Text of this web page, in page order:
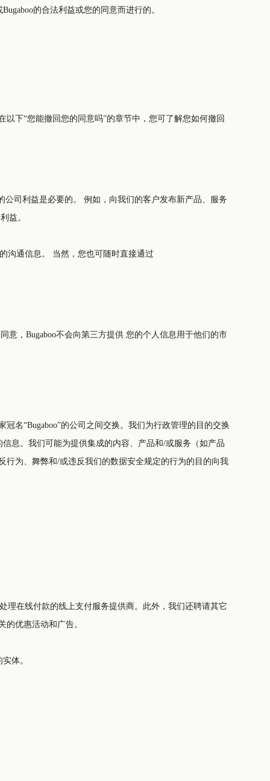
的合法利益或您的同意而进行的。
下“您能撤回您的同意吗”的章节中，您可了解您如何撤回
的客户发布新产品、服务
益。
如可行，我们将在我们的沟通信息中使用并导入所谓的“选择退出机制”。通过这一方式您可方便地通知我们您何时不再需要接收Bugaboo的沟通信息。 当然，您也可随时直接通过
三方提供 您的个人信息用于他们的市
进 行可能的个性化设置，及展示相关的优惠活动和广告。
体。